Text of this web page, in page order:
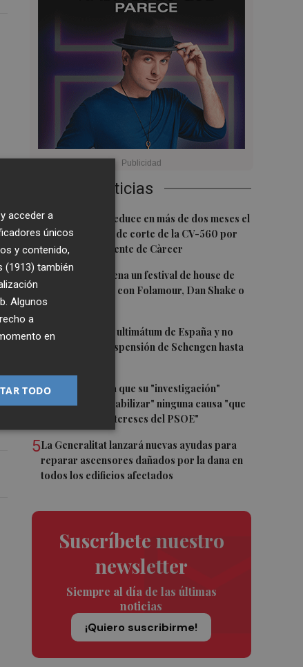
Últimas Noticias
1La Diputación reduce en más de dos meses el
tiempo previsto de corte de la CV-560 por
las obras del puente de Càrcer
2Roig Arena estrena un festival de house de
más de 10 horas con Folamour, Dan Shake o
The Basement
3 Italia rechaza el ultimátum de España y no
reevaluará la suspensión de Schengen hasta
4Leire Díez niega que su "investigación"
buscara "desestabilizar" ninguna causa "que
afectara a los intereses del PSOE"
5La Generalitat lanzará nuevas ayudas para
reparar ascensores dañados por la dana en
todos los edificios afectados
Suscríbete nuestro
newsletter
Siempre al día de las últimas
noticias
¡Quiero suscribirme!
acceder a
únicos
y contenido,
(1913) también
Algunos
a
en
TODO